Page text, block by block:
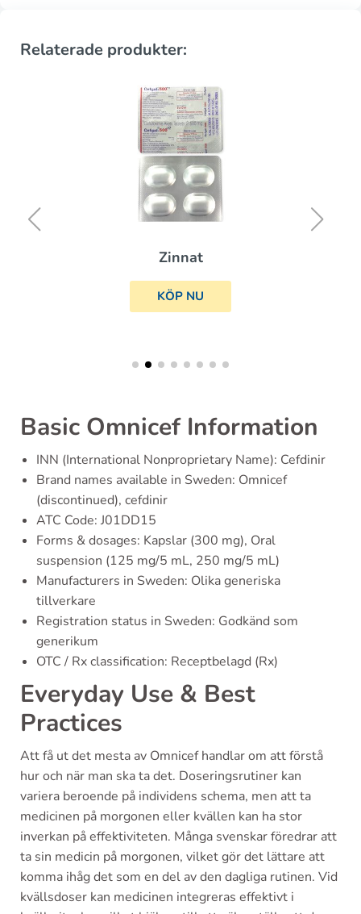
Relaterade produkter:
Zinnat
KÖP NU
Basic Omnicef Information
INN (International Nonproprietary Name): Cefdinir
Brand names available in Sweden: Omnicef
(discontinued), cefdinir
ATC Code: J01DD15
Forms & dosages: Kapslar (300 mg), Oral
suspension (125 mg/5 mL, 250 mg/5 mL)
Manufacturers in Sweden: Olika generiska
tillverkare
Registration status in Sweden: Godkänd som
generikum
OTC / Rx classification: Receptbelagd (Rx)
Everyday Use & Best
Practices
Att få ut det mesta av Omnicef handlar om att förstå
hur och när man ska ta det. Doseringsrutiner kan
variera beroende på individens schema, men att ta
medicinen på morgonen eller kvällen kan ha stor
inverkan på effektiviteten. Många svenskar föredrar att
ta sin medicin på morgonen, vilket gör det lättare att
komma ihåg det som en del av den dagliga rutinen. Vid
kvällsdoser kan medicinen integreras effektivt i